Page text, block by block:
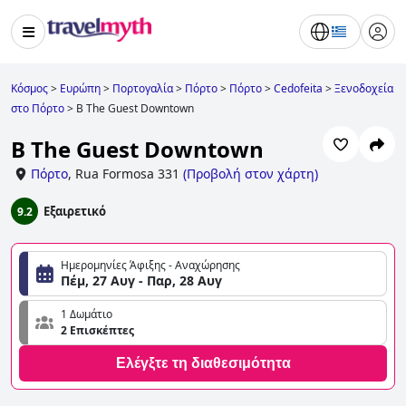
Κόσμος> Ευρώπη> Πορτογαλία> Πόρτο> Πόρτο>Cedofeita >Ξενοδοχεία
στο Πόρτο> B The Guest Downtown
B The Guest Downtown
Πόρτο, Rua Formosa 331 (Προβολή στον χάρτη)
9.2 Εξαιρετικό
Ημερομηνίες Άφιξης - Αναχώρησης
Πέμ, 27 Αυγ - Παρ, 28 Αυγ
1 Δωμάτιο
2 Επισκέπτες
Ελέγξτε τη διαθεσιμότητα